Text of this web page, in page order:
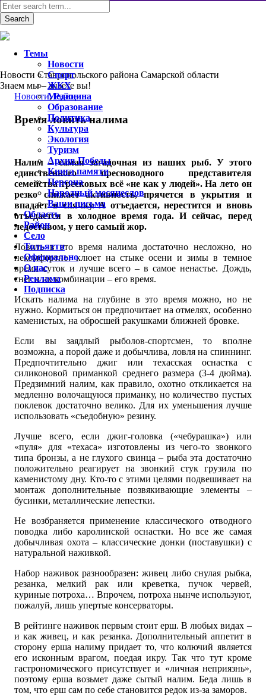
Новости Ставропольского района Самарской области
Знаем мы – знаете вы!
Новости,Район
Время ловить налима
Налим – самая загадочная из наших рыб. У этого
единственного пресноводного представителя
семейства тресковых всё «не как у людей». На лето он
резко снижает активность, прячется в укрытия и
впадает в спячку. А отъедается, нерестится и вновь
отъедается в холодное время года. И сейчас, перед
ледоставом, у него самый жор.
Ловить в это время налима достаточно несложно, но
некомфортно: клюет на стыке осени и зимы в темное
время суток и лучше всего – в самое ненастье. Дождь,
снег и их комбинации – его время.
Искать налима на глубине в это время можно, но не
нужно. Кормиться он предпочитает на отмелях, особенно
каменистых, на обросшей ракушками ближней бровке.
Если вы заядлый рыболов-спортсмен, то вполне
возможна, а порой даже и добычлива, ловля на спиннинг.
Предпочтительно джиг или техасская оснастка с
силиконовой приманкой среднего размера (3-4 дюйма).
Предзимний налим, как правило, охотно откликается на
медленно волочащуюся приманку, но количество пустых
поклевок достаточно велико. Для их уменьшения лучше
использовать «съедобную» резину.
Лучше всего, если джиг-головка («чебурашка») или
«пуля» для «техаса» изготовлены из чего-то звонкого
типа бронзы, а не глухого свинца – рыба эта достаточно
положительно реагирует на звонкий стук грузила по
каменистому дну. Кто-то с этими целями подвешивает на
монтаж дополнительные позвякивающие элементы –
бусинки, металлические лепестки.
Не возбраняется применение классического отводного
поводка либо каролинской оснастки. Но все же самая
добычливая охота – классические донки (поставушки) с
натуральной наживкой.
Набор наживок разнообразен: живец либо снулая рыбка,
резанка, мелкий рак или креветка, пучок червей,
куриные потроха… Впрочем, потроха нынче используют,
пожалуй, лишь упертые консерваторы.
В рейтинге наживок первым стоит ерш. В любых видах –
и как живец, и как резанка. Дополнительный аппетит в
сторону ерша налиму придает то, что колючий является
его исконным врагом, поедая икру. Так что тут кроме
гастрономического присутствует и «личная неприязнь»,
поэтому ерша возьмет даже сытый налим. Беда лишь в
том, что ерш сам по себе становится редок из-за заморов.
Темы
Новости
Спорт
ЖКХ
Медицина
Образование
Политика
Культура
Экология
Туризм
Архив Победы
Книга памяти
Персона
Народный месяцеслов
Ваши письма
Область
Район
Село
Тольятти
Официально
О нас
Реклама
Подписка